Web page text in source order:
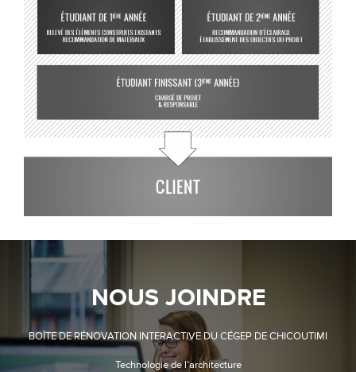
NOUS JOINDRE
BOÎTE DE RÉNOVATION INTERACTIVE DU CÉGEP DE CHICOUTIMI
Technologie de l’architecture